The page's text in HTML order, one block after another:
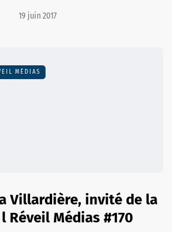
19 juin 2017
MÉDIAS
Villardière, invité de la
Réveil Médias #170